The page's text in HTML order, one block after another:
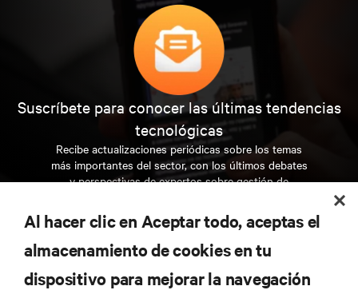
Suscríbete para conocer las últimas tendencias
tecnológicas
Recibe actualizaciones periódicas sobre los temas
más importantes del sector, con los últimos debates
y perspectivas de expertos sobre gestión de
REGÍSTRATE AHORA
Al hacer clic en Aceptar todo, aceptas el
almacenamiento de cookies en tu
dispositivo para mejorar la navegación